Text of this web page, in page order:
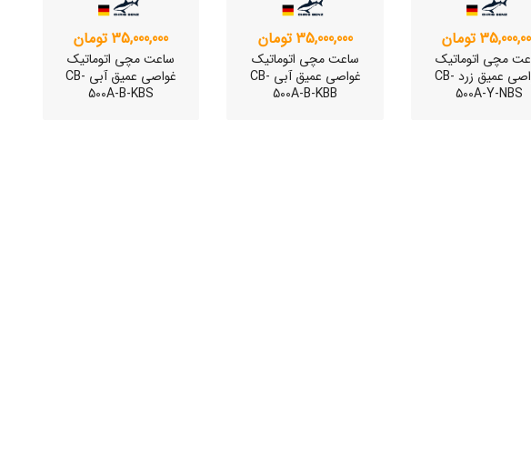
تومان
مچی اتوماتیک
غواصی عمیق زرد CB-
500A-Y-NBS
35,000,000 تومان
ساعت مچی اتوماتیک
غواصی عمیق آبی CB-
500A-B-KBB
35,000,000 تومان
ساعت مچی اتوماتیک
غواصی عمیق آبی CB-
500A-B-KBS